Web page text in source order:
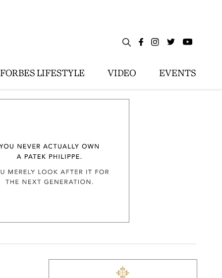
FORBES LIFESTYLE VIDEO EVENTS